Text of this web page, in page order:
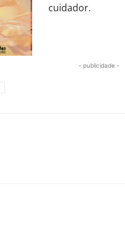
cuidador.
- publicidade -